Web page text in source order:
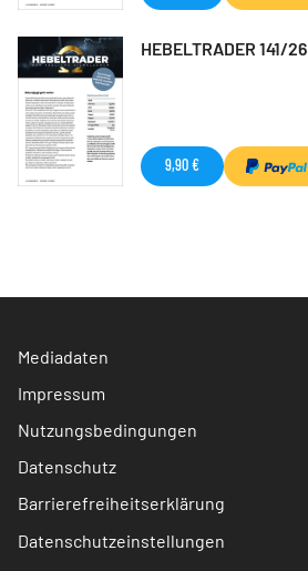
HEBELTRADER 141/26
9,90 €
Mediadaten
Impressum
Nutzungsbedingungen
Datenschutz
Barrierefreiheitserklärung
Datenschutzeinstellungen